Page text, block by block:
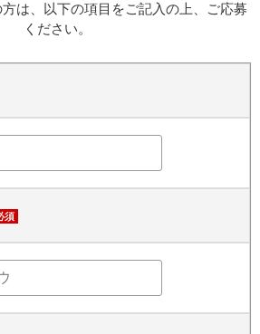
は、以下の項目をご記入の上、ご応募
ください。
須